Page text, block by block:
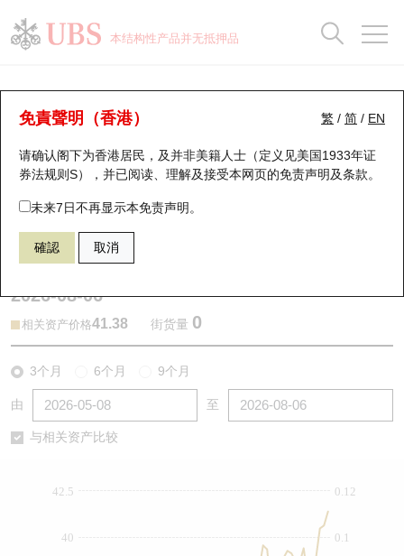
本结构性产品并无抵押品
繁 / 简 / EN
免責聲明（香港）
请确认阁下为香港居民，及并非美籍人士（定义见美国1933年证
券法规则S），并已阅读、理解及接受本网页的免责声明及条款。
未来7日不再显示本免责声明。
確認 取消
牛熊证分析仪
表现 街货统计 比较
63547 瑞银牛证 2269 药明生物
2026-08-06
相关资产价格41.38 街货量 0
3个月 6个月 9个月
由 至
与相关资产比较
0.1
0.12
40
42.5
瑞银认股证一览
新发行瑞银认股证
即将到期认股证
认股证到期结算价查找
认股证分析仪
认股证/牛熊证日志
街货统计
比较
牛熊全景快搜
牛熊证搜寻
牛熊证街货分布图
正股牛熊证列表
新发行瑞银牛熊证
牛熊证到期结算价查找
街货统计
比较
十大升幅/跌幅
十大认股证成交分布
十天股证占大市成交
资金流
街货统计
正股分析仪
二十大活跃股份
恒指成份股
国指成份股
科指成份股
中资ETFs溢价比较
持股比重
显示所有持股比重
每月轮证大市专题
轮证专栏
讲座及教育短片
认股证投资者教育
牛熊证投资者教育